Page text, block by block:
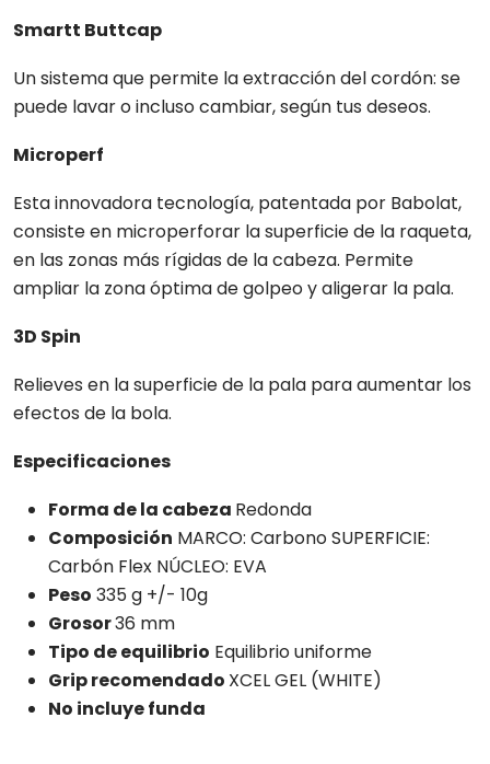
Smartt Buttcap
Un sistema que permite la extracción del cordón: se
puede lavar o incluso cambiar, según tus deseos.
Microperf
Esta innovadora tecnología, patentada por Babolat,
consiste en microperforar la superficie de la raqueta,
en las zonas más rígidas de la cabeza. Permite
ampliar la zona óptima de golpeo y aligerar la pala.
3D Spin
Relieves en la superficie de la pala para aumentar los
efectos de la bola.
Especificaciones
Forma de la cabeza Redonda
Composición MARCO: Carbono SUPERFICIE:
Carbón Flex NÚCLEO: EVA
Peso 335 g +/- 10g
Grosor36 mm
Tipo de equilibrio Equilibrio uniforme
Grip recomendado XCEL GEL (WHITE)
No incluye funda